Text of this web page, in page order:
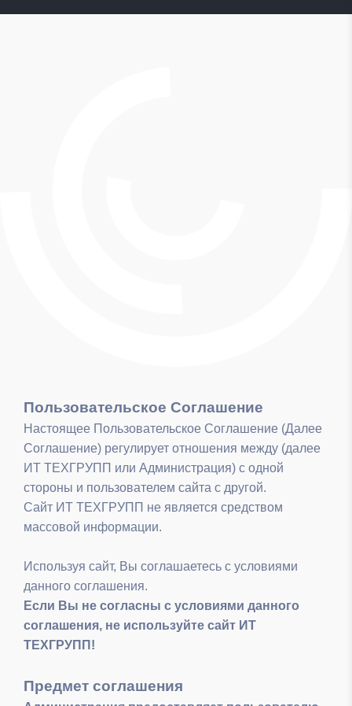
Пользовательское Соглашение
Настоящее Пользовательское Соглашение (Далее
Соглашение) регулирует отношения между (далее
ИТ ТЕХГРУПП или Администрация) с одной
стороны и пользователем сайта с другой.
Сайт ИТ ТЕХГРУПП не является средством
массовой информации.
Используя сайт, Вы соглашаетесь с условиями
данного соглашения.
Если Вы не согласны с условиями данного
соглашения, не используйте сайт ИТ
ТЕХГРУПП!
Предмет соглашения